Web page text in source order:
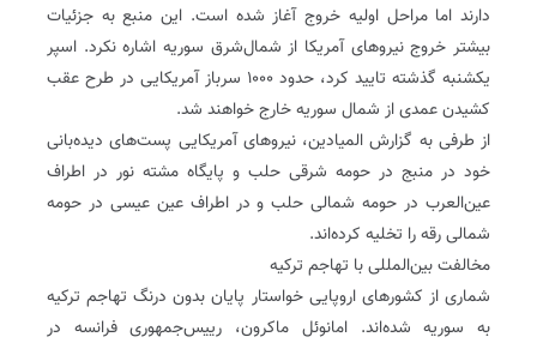
دارند اما مراحل اولیه خروج آغاز شده است. این منبع به جزئیات
بیشتر خروج نیروهای آمریکا از شمال‌شرق سوریه اشاره نکرد. اسپر
یکشنبه گذشته تایید کرد، حدود ۱۰۰۰ سرباز آمریکایی در طرح عقب
کشیدن عمدی از شمال سوریه خارج خواهند شد.
از طرفی به گزارش المیادین، نیروهای آمریکایی پست‌های دیده‌بانی
خود در منبج در حومه شرقی حلب و پایگاه مشته نور در اطراف
عین‌العرب در حومه شمالی حلب و در اطراف عین عیسی در حومه
شمالی رقه را تخلیه کرده‌اند.
مخالفت بین‌المللی با تهاجم ترکیه
شماری از کشورهای اروپایی خواستار پایان بدون درنگ تهاجم ترکیه
به سوریه شده‌اند. امانوئل ماکرون، رییس‌جمهوری فرانسه در